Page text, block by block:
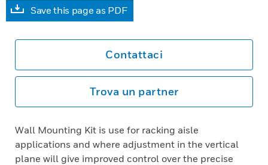
Save this page as PDF
Contattaci
Trova un partner
Wall Mounting Kit is use for racking aisle
applications and where adjustment in the vertical
plane will give improved control over the precise